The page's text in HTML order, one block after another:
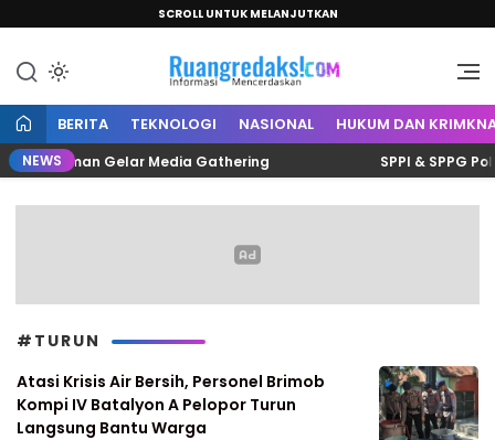
SCROLL UNTUK MELANJUTKAN
Ruang Redaksi
Informasi Mencerdaskan
BERITA TEKNOLOGI NASIONAL HUKUM DAN
NEWS
Polman Gelar Media Gathering SPPI & SPPG
#TURUN
Atasi Krisis Air Bersih, Personel Brimob
Kompi IV Batalyon A Pelopor Turun
Langsung Bantu Warga